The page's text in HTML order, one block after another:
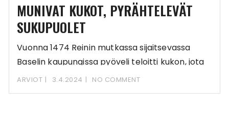
MUNIVAT KUKOT, PYRÄHTELEVÄT
SUKUPUOLET
Vuonna 1474 Reinin mutkassa sijaitsevassa
Baselin kaupungissa pyöveli teloitti kukon, jota
syytettiin munan munimisesta. Vanhin
ARVIOT 3.4.2024 NO COMMENT